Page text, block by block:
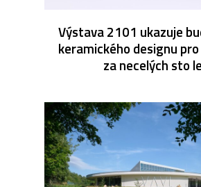
Výstava 2101 ukazuje
keramického designu
za necelých sto